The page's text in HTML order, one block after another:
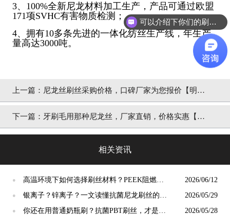
3、100%全新尼龙材料加工生产，产品可通过欧盟
171项SVHC有害物质检测；
4、拥有10多条先进的一体化纺丝生产线，年生产
量高达3000吨。
上一篇： 尼龙丝刷丝采购价格，口碑厂家为您报价【明
旺】
下一篇： 牙刷毛用那种尼龙丝，厂家直销，价格实惠【明
相关资讯
●
高温环境下如何选择刷丝材料？PEEK阻燃刷
丝给出答案
2026/06/12
●
银离子？锌离子？一文读懂抗菌尼龙刷丝的核
心科技与选择标准
2026/05/29
●
你还在用普通奶瓶刷？抗菌PBT刷丝，才是母
2026/05/28
可以介绍下你们的刷丝吗？